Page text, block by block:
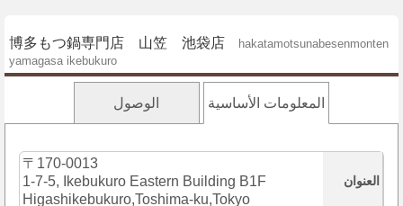
博多もつ鍋専門店 山笠 池袋店
hakatamotsunabesenmonten
yamagasa ikebukuro
المعلومات الأساسية الوصول
العنوان
〒170-0013
1-7-5, Ikebukuro Eastern Building B1F
Higashikebukuro,Toshima-ku,Tokyo